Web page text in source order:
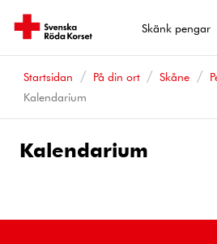
Skänk pengar
Startsidan På din ort Skåne
Kalendarium
Kalendarium